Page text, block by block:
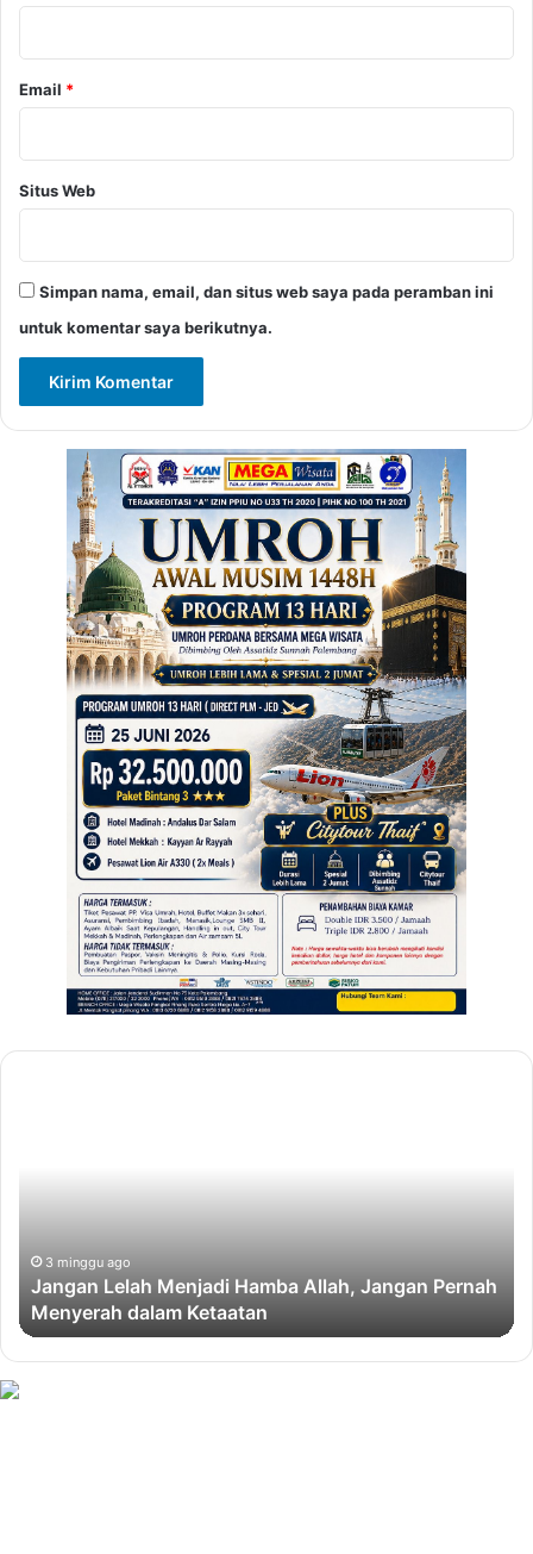
Email *
Situs Web
Simpan nama, email, dan situs web saya pada peramban ini
untuk komentar saya berikutnya.
Menyerah
dalam
Ketaatan
3 minggu ago
Jangan Lelah Menjadi Hamba Allah, Jangan Pernah
Menyerah dalam Ketaatan